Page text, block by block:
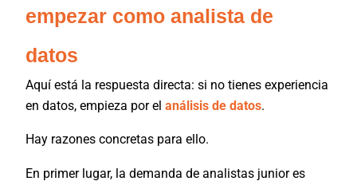
empezar como analista de
datos
Aquí está la respuesta directa: si no tienes experiencia
en datos, empieza por elanálisis de datos.
Hay razones concretas para ello.
En primer lugar, la demanda de analistas junior es